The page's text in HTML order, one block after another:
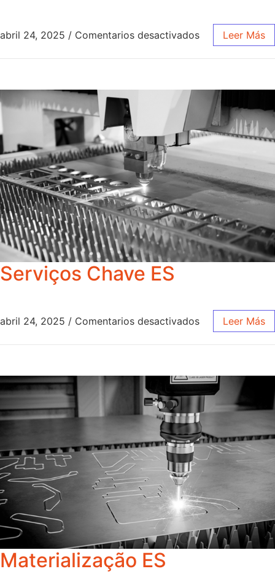
abril 24, 2025 / Comentarios desactivados Leer Más
Serviços Chave ES
abril 24, 2025 / Comentarios desactivados Leer Más
Materialização ES